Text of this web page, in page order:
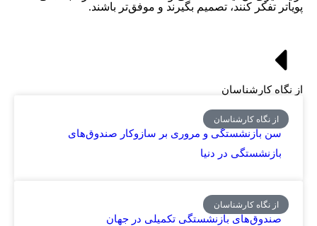
پویاتر تفکر کنند، تصمیم بگیرند و موفق‌تر باشند.
از نگاه کارشناسان
از نگاه کارشناسان
سن بازنشستگی و مروری بر سازوکار صندوق‌های
بازنشستگی در دنیا
از نگاه کارشناسان
صندوق‌های بازنشستگی تکمیلی در جهان